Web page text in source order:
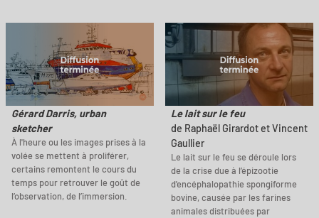
Gérard Darris, urban
sketcher
À l'heure ou les images prises à la
volée se mettent à proliférer,
certains remontent le cours du
temps pour retrouver le goût de
l’observation, de l’immersion.
Le lait sur le feu
de Raphaël Girardot et Vincent
Gaullier
Le lait sur le feu se déroule lors
de la crise due à l’épizootie
d'encéphalopathie spongiforme
bovine, causée par les farines
animales distribuées par